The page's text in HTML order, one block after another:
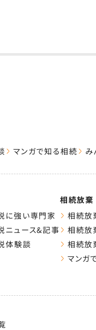
マンガで知る相続 み
に強い専門家
ニュース&記事
体験談
相続放棄
相続放
相続放
相続放
マンガ